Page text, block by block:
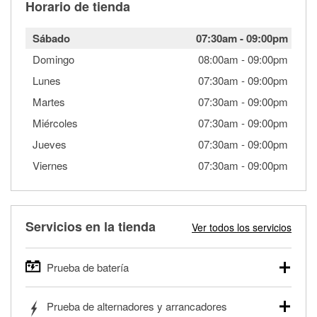
Horario de tienda
Sábado 07:30am-09:00pm
Domingo 08:00am -09:00pm
Lunes
07:30am -09:00pm
Martes
07:30am -09:00pm
Miércoles
07:30am -09:00pm
Jueves
07:30am -09:00pm
Viernes
07:30am -09:00pm
Servicios en la tienda Ver todos los servicios
Prueba de batería
autos, camionetas, SUVs, vehículos comerciales y
Prueba de alternadores y arrancadores